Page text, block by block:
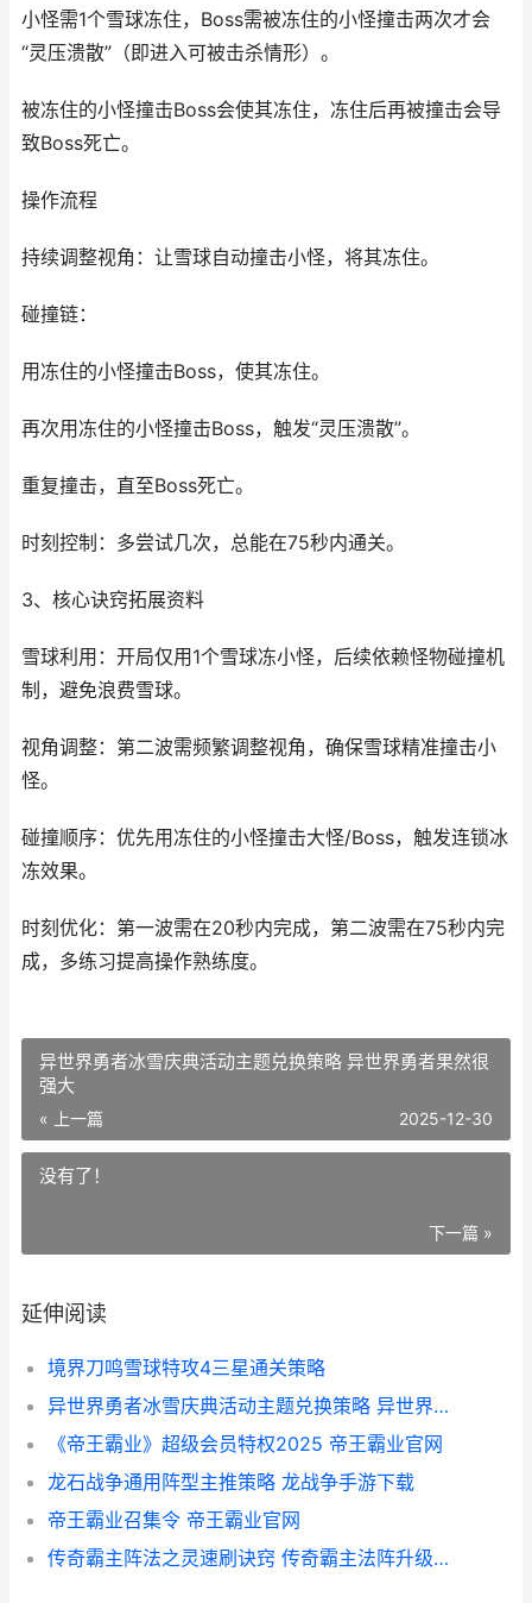
小怪需1个雪球冻住，Boss需被冻住的小怪撞击两次才会
“灵压溃散”（即进入可被击杀情形）。
被冻住的小怪撞击Boss会使其冻住，冻住后再被撞击会导
致Boss死亡。
操作流程
持续调整视角：让雪球自动撞击小怪，将其冻住。
碰撞链：
用冻住的小怪撞击Boss，使其冻住。
再次用冻住的小怪撞击Boss，触发“灵压溃散”。
重复撞击，直至Boss死亡。
时刻控制：多尝试几次，总能在75秒内通关。
3、核心诀窍拓展资料
雪球利用：开局仅用1个雪球冻小怪，后续依赖怪物碰撞机
制，避免浪费雪球。
视角调整：第二波需频繁调整视角，确保雪球精准撞击小
怪。
碰撞顺序：优先用冻住的小怪撞击大怪/Boss，触发连锁冰
冻效果。
时刻优化：第一波需在20秒内完成，第二波需在75秒内完
成，多练习提高操作熟练度。
异世界勇者冰雪庆典活动主题兑换策略 异世界勇者果然很
强大
« 上一篇 2025-12-30
没有了！
下一篇 »
延伸阅读
境界刀鸣雪球特攻4三星通关策略
异世界勇者冰雪庆典活动主题兑换策略 异世界勇者果然很强大
《帝王霸业》超级会员特权2025 帝王霸业官网
龙石战争通用阵型主推策略 龙战争手游下载
帝王霸业召集令 帝王霸业官网
传奇霸主阵法之灵速刷诀窍 传奇霸主法阵升级数据